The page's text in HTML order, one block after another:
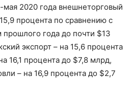
мая 2020 года внешнеторговый
процента по сравнению с
года до почти $13
экспорт – на 15,6 процента
16,1 процента до $7,8 млрд,
– на 16,9 процента до $2,7